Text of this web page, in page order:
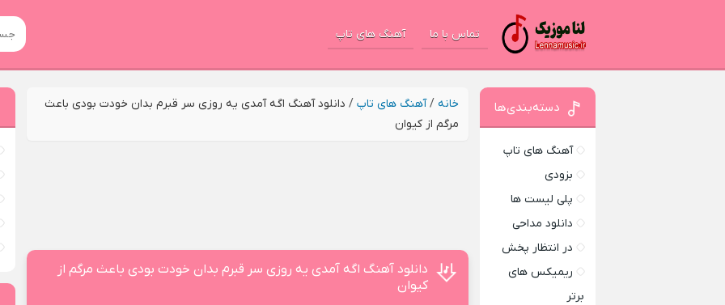
تماس با ما آهنگ های تاپ
خانه /آهنگ های تاپ / دانلود آهنگ اگه آمدی یه روزی سر قبرم بدان خودت بودی باعث
مرگم از کیوان
دانلود آهنگ اگه آمدی یه روزی سر قبرم بدان خودت بودی باعث مرگم از
کیوان
دسته‌بندی‌ها
آهنگ های تاپ
بزودی
پلی لیست ها
دانلود مداحی
در انتظار پخش
ریمیکس های
برتر